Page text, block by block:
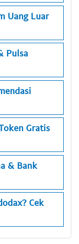
Uang Luar
Pulsa
Gratis
& Bank
Cek